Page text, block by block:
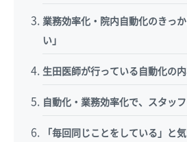
業務効率化・院内自動化のきっ
い」
生田医師が行っている自動化の内
自動化・業務効率化で、スタッ
「毎回同じことをしている」と